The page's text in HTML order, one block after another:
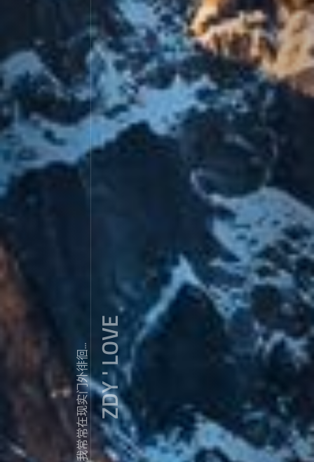
我常常在现实门外徘徊...ZDY ' LOVE